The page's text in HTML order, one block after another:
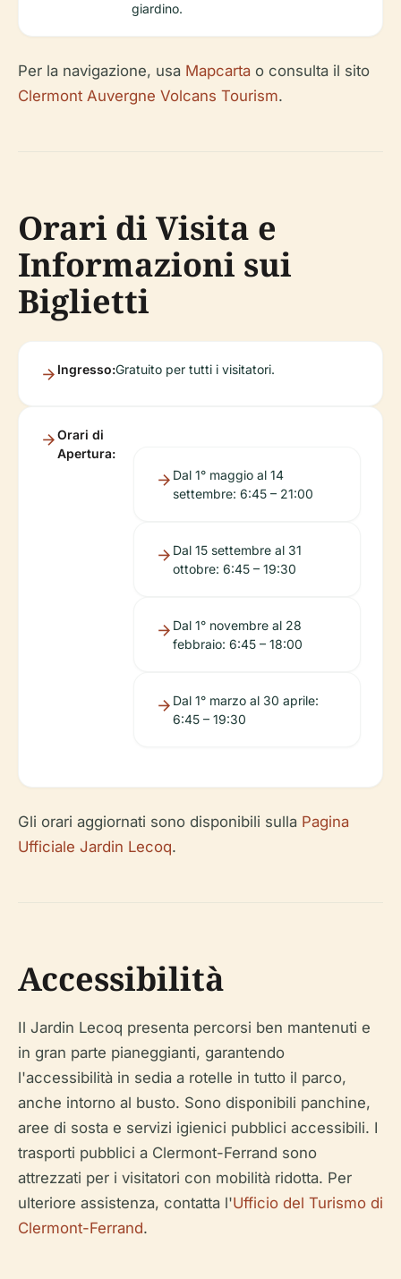
giardino.
Per la navigazione, usa Mapcarta o consulta il sito
Clermont Auvergne Volcans Tourism.
Orari di Visita e
Informazioni sui
Biglietti
Ingresso:Gratuito per tutti i visitatori.
Orari di
Apertura:
Dal 1° maggio al 14
settembre: 6:45 – 21:00
Dal 15 settembre al 31
ottobre: 6:45 – 19:30
Dal 1° novembre al 28
febbraio: 6:45 – 18:00
Dal 1° marzo al 30 aprile:
6:45 – 19:30
Gli orari aggiornati sono disponibili sulla Pagina
Ufficiale Jardin Lecoq.
Accessibilità
Il Jardin Lecoq presenta percorsi ben mantenuti e
in gran parte pianeggianti, garantendo
l'accessibilità in sedia a rotelle in tutto il parco,
anche intorno al busto. Sono disponibili panchine,
aree di sosta e servizi igienici pubblici accessibili. I
trasporti pubblici a Clermont-Ferrand sono
attrezzati per i visitatori con mobilità ridotta. Per
ulteriore assistenza, contatta l'Ufficio del Turismo di
Clermont-Ferrand.